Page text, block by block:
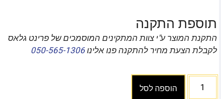
תוספת התקנה
התקנת המוצר ע"י צוות המתקינים המוסמכים של פרינט גלאס
לקבלת הצעת מחיר להתקנה פנו אלינו050-565-1306
הוספה לסל